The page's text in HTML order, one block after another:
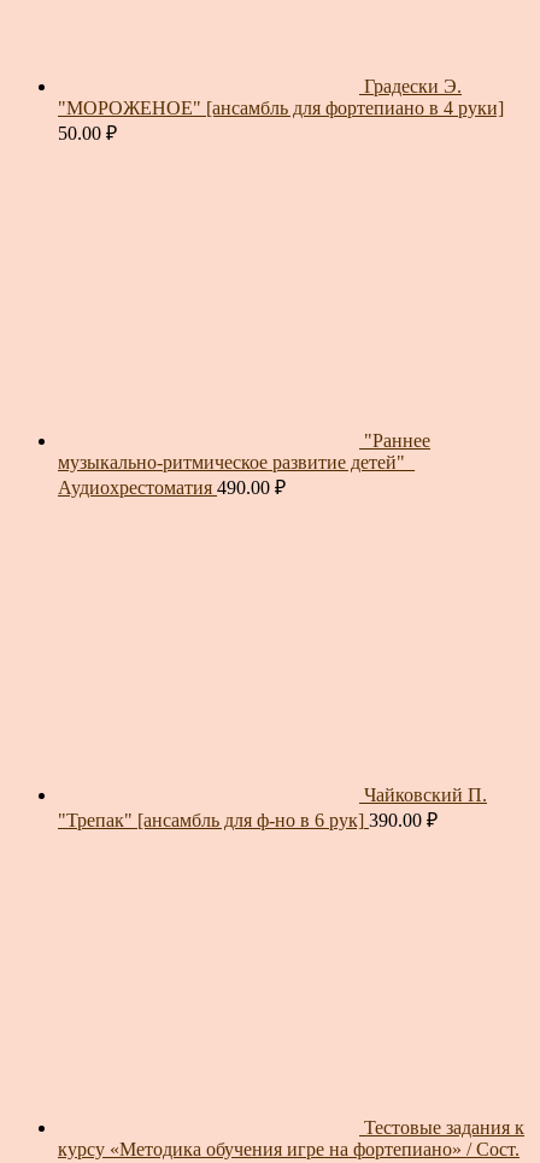
Градески Э.
"МОРОЖЕНОЕ" [ансамбль для фортепиано в 4 руки]
50.00 ₽
"Раннее
музыкально-ритмическое развитие детей"_
Аудиохрестоматия 490.00 ₽
Чайковский П.
"Трепак" [ансамбль для ф-но в 6 рук] 390.00 ₽
Тестовые задания к
курсу «Методика обучения игре на фортепиано» / Сост.